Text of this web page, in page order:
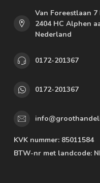
Van Foreestlaan 7
2404 HC Alphen
Nederland
0172-201367
0172-201367
KVK nummer: 85011584
BTW-nr met landcode: